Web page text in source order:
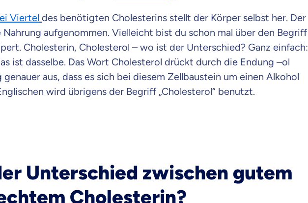
Viertel des benötigten Cholesterins stellt der Körper selbst her. Der
aufgenommen. Vielleicht bist du schon mal über den Begriff
Cholesterin, Cholesterol – wo ist der Unterschied? Ganz einfach:
ist dasselbe. Das Wort Cholesterol drückt durch die Endung –ol
aus, dass es sich bei diesem Zellbaustein um einen Alkohol
wird übrigens der Begriff „Cholesterol“ benutzt.
Unterschied zwischen gutem
Cholesterin?
Beratung
du dich aus Überzeugung für uns entscheidest.
Tarifen am Markt
Unterschiede in Versicherungen zu verstehen
dich beraten?